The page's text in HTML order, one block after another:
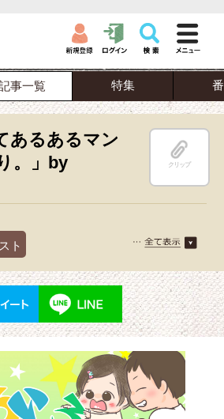
事一覧 特集
あるあるマン
。」by
クリップ
ト